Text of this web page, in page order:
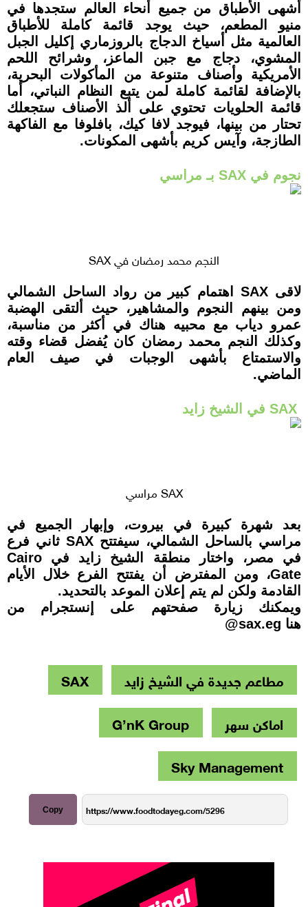
أشهى الأطباق من جميع أنحاء العالم ستجدها في
منيو المطعم، حيث يوجد قائمة كاملة للأطباق
العالمية مثل أسياخ الدجاج بالروزماري إكليل الجبل
المشوي، دجاج مع جبن الماعز، وشرائح اللحم
الأمريكية وأصناف متنوعة من المأكولات البحرية،
بالإضافة لقائمة كاملة لمن يتبع النظام النباتي، أما
قائمة الحلويات تحتوي على ألذ الأصناف ستجعلك
تحتار من بينها، فيوجد لافا كيك، بافلوفا مع الفاكهة
الطازجة، وآيس كريم بأشهى المكونات.
نجوم في SAX بـ مراسي
النجم محمد رمضان في SAX
لاقى SAX اهتمام كبير من رواد الساحل الشمالي
ومن بينهم النجوم والمشاهير، حيث ألتقى الهضبة
عمرو دياب مع محبيه هناك في أكثر من مناسبة،
وكذلك النجم محمد رمضان كان يُفضل قضاء وقته
والاستمتاع بأشهى الوجبات في صيف العام
الماضي.
SAX مراسي
بعد شهرة كبيرة في بيروت، وإبهار الجميع في
مراسي بالساحل الشمالي، سيفتتح SAX ثاني فرع
في مصر، واختار منطقة الشيخ زايد في Cairo
Gate، ومن المفترض أن يفتتح الفرع خلال الأيام
القادمة ولكن لم يتم إعلان الموعد بالتحديد.
ويمكنك زيارة صفحتهم على إنستجرام من
هنا sax.eg@
مطاعم جديدة في الشيخ زايد
SAX
اماكن سهر
G’nK Group
Sky Management
Copy